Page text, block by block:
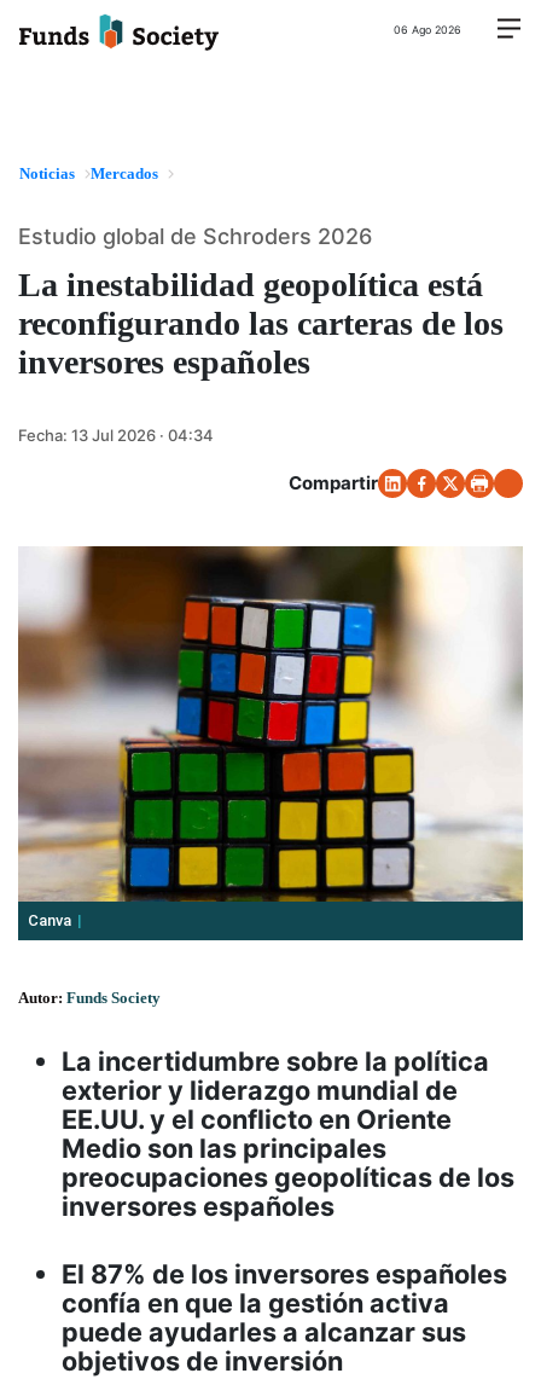
06 Ago 2026
Noticias Mercados
La inestabilidad geopolítica está
reconfigurando las carteras de los
inversores españoles
Estudio global de Schroders 2026
Fecha: 13 Jul 2026 · 04:34
Compartir
Canva
Autor: Funds Society
La incertidumbre sobre la política
exterior y liderazgo mundial de
EE.UU. y el conflicto en Oriente
Medio son las principales
preocupaciones geopolíticas de los
inversores españoles
El 87% de los inversores españoles
confía en que la gestión activa
puede ayudarles a alcanzar sus
objetivos de inversión